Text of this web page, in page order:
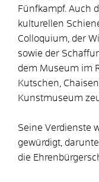
Fünfkampf. Auch
kulturellen
Colloquium, der
sowie der
dem Museum im
Kutschen,
Kunstmuseum
Seine Verdienste
gewürdigt,
die